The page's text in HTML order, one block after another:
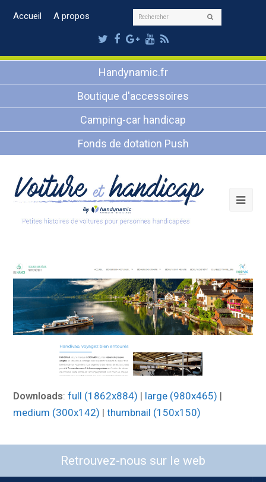
Accueil A propos Rechercher
Twitter
Facebook
Google
Plus
Youtube
RSS
Handynamic.fr
Boutique d'accessoires
Camping-car handicap
Fonds de dotation Push
Downloads:full (1862x884) | large (980x465) |
medium (300x142) |thumbnail (150x150)
Retrouvez-nous sur le web